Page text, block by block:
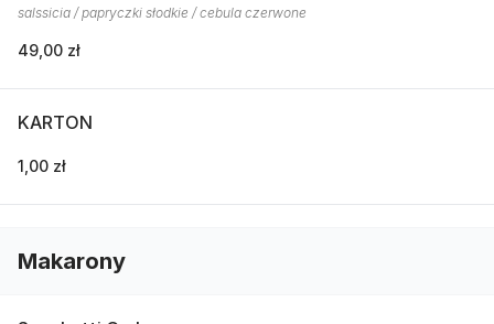
salssicia / papryczki słodkie / cebula czerwone
49,00 zł
KARTON
1,00 zł
Makarony